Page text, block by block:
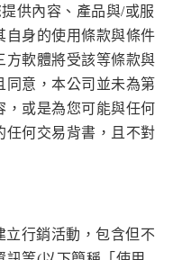
供內容、產品與/或服
自身的使用條款與條件
方軟體將受該等條款與
同意，本公司並未為第
，或是為您可能與任何
任何交易背書，且不對
立行銷活動，包含但不